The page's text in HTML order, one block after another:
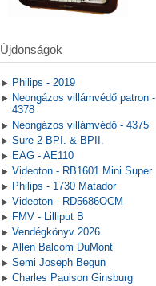
Újdonságok
Philips - 2019
Neongázos villámvédő patron -
4378
Neongázos villámvédő - 4375
Sure 2 BPI. & BPII.
EAG - AE110
Videoton - RB1601 Mini Super
Philips - 1730 Matador
Videoton - RD5686OCM
FMV - Lilliput B
Vendégkönyv 2026.
Allen Balcom DuMont
Semi Joseph Begun
Charles Paulson Ginsburg